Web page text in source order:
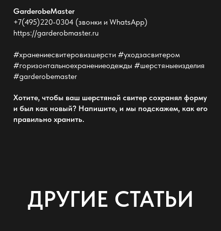
GarderobeMaster
+7(495)220-0304 (звонки и WhatsApp)
https://garderobmaster.ru
#хранениесвитеровизшерсти #уходзасвитером
#горизонтальноехранениеодежды #шерстяныеизделия
#garderobemaster
Хотите, чтобы ваш шерстяной свитер сохранял форму
и был как новый? Напишите, и мы подскажем, как его
правильно хранить.
ДРУГИЕ СТАТЬИ